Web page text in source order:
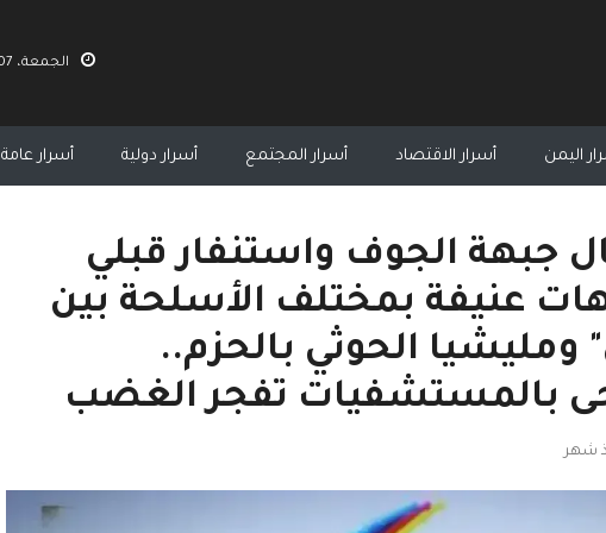
الجمعة، 07 أغسطس 2026 06:01 ص
اليمن أسرار الاقتصاد أسرار المجتمع أسرار دولية أسرار عامة
جبهة الجوف واستنفار قبلي
عنيفة بمختلف الأسلحة بين
ومليشيا الحوثي بالحزم..
بالمستشفيات تفجر الغضب
شهر